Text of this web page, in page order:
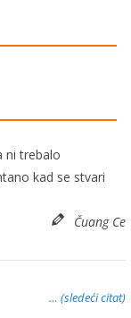
ni trebalo
kad se stvari
Čuang Ce
… (sledeći citat)